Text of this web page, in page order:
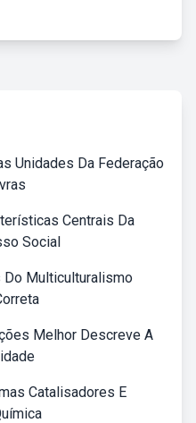
Unidades Da Federação
Centrais Da
Social
Do Multiculturalismo
Melhor Descreve A
Catalisadores E